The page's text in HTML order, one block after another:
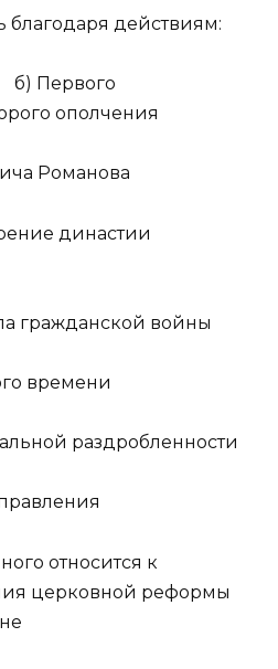
благодаря действиям:
Первого
ополчения
Романова
династии
гражданской войны
времени
раздробленности
относится к
церковной реформы